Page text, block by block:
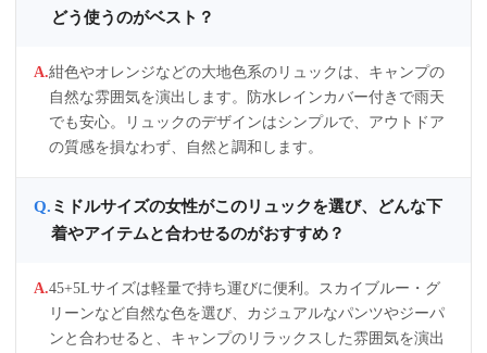
どう使うのがベスト？
紺色やオレンジなどの大地色系のリュックは、キャンプの
自然な雰囲気を演出します。防水レインカバー付きで雨天
でも安心。リュックのデザインはシンプルで、アウトドア
の質感を損なわず、自然と調和します。
ミドルサイズの女性がこのリュックを選び、どんな下
着やアイテムと合わせるのがおすすめ？
45+5Lサイズは軽量で持ち運びに便利。スカイブルー・グ
リーンなど自然な色を選び、カジュアルなパンツやジーパ
ンと合わせると、キャンプのリラックスした雰囲気を演出